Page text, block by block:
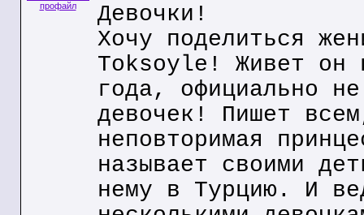
профайл
Девочки!
Хочу поделиться
Toksoyle! Живет он
года, официально
девочек! Пишет
неповторимая
называет своими
нему в Турцию. И